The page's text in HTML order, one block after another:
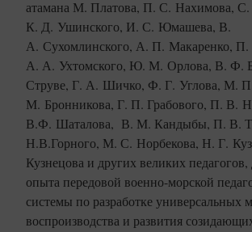
атамана М. Платова, П. С. Нахимова,
К. Д. Ушинского, И. С. Юмашева, В.
А. Сухомлинского, А. П. Макаренко,
А. А. Ухтомского, Ю. М. Орлова, В. Ф.
Струве, Г. А. Шичко, Ф. Г. Углова, М.
М. Бронникова, Г. П. Грабового, П. В.
В.Ф. Шаталова, В. М. Кандыбы, П. В.
Н.В.Горного, М. С. Норбекова, Н. Г.
Кузнецова и других великих педагогов,
опыта передовой военно-морской
системы по разработке универсальных
воспроизводства и развития